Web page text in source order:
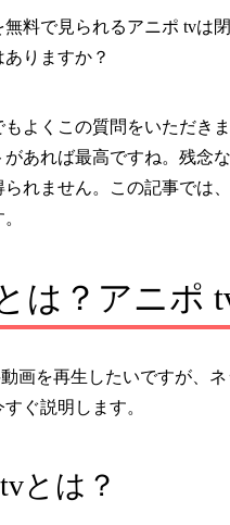
料で見られるアニポ tvは
りますか？
もよくこの質問をいただき
あれば最高ですね。残念
られません。この記事では
は？アニポ
画を再生したいですが、
ぐ説明します。
とは？